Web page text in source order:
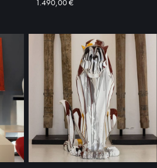
1.490,00 €